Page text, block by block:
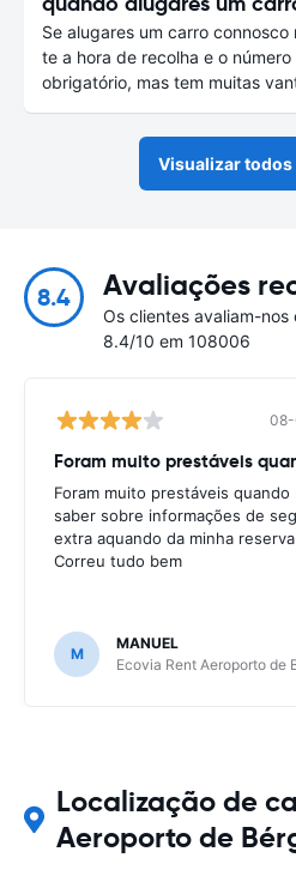
Se alugares um carro
te a hora de recolha e o
obrigatório, mas tem muitas
Visualizar
8.4 Avaliações
Os clientes avaliam-
8.4/10 em 108006
Foram muito prestáveis quando
saber sobre informações de
extra aquando da minha
Correu tudo bem
M
MANUEL
Ecovia Rent Aeroporto de
Localização de
Aeroporto de